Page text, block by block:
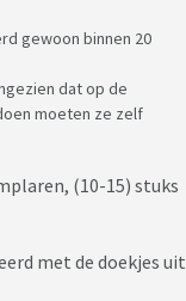
gewoon binnen 20
dat op de
moeten ze zelf
(10-15) stuks
met de doekjes uit